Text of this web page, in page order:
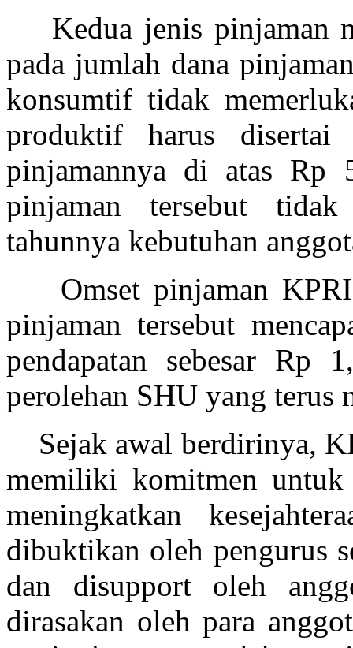
Kedua jenis pinjaman
pada jumlah dana
konsumtif tidak
produktif harus disertai
pinjamannya di atas Rp
pinjaman tersebut
tahunnya kebutuhan
Omset pinjaman
pinjaman tersebut
pendapatan sebesar Rp
perolehan SHU yang terus
Sejak awal berdirinya,
memiliki komitmen untuk
meningkatkan
dibuktikan oleh pengurus
dan disupport oleh
dirasakan oleh para